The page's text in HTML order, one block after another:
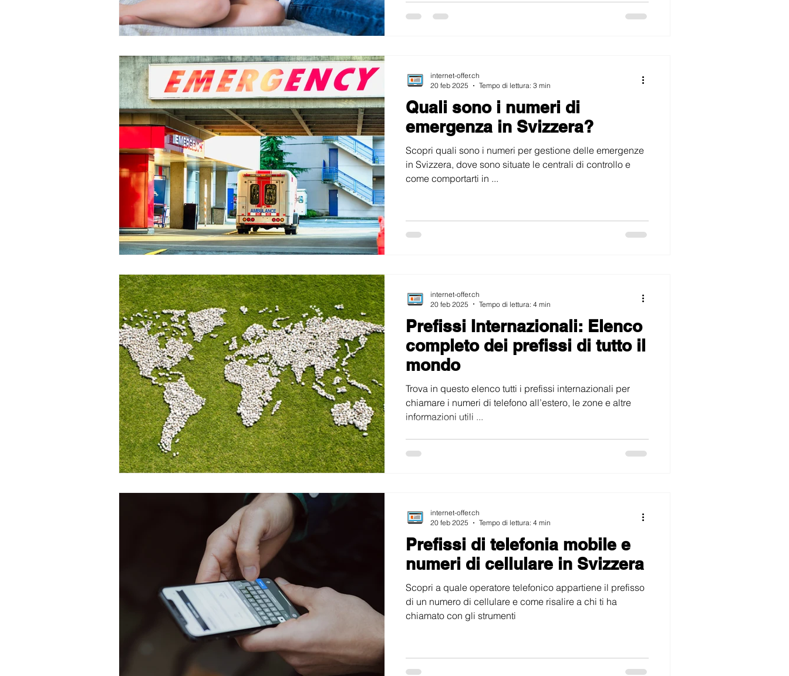
Quali sono i numeri di
emergenza in Svizzera?
Scopri quali sono i numeri per gestione delle emergenze
in Svizzera, dove sono situate le centrali di controllo e
come comportarti in ...
internet-offer.ch
20 feb 2025
Tempo di lettura: 3 min
Prefissi Internazionali: Elenco
completo dei prefissi di tutto il
mondo
Trova in questo elenco tutti i prefissi internazionali per
chiamare i numeri di telefono all’estero, le zone e altre
informazioni utili ...
internet-offer.ch
20 feb 2025
Tempo di lettura: 4 min
Prefissi di telefonia mobile e
numeri di cellulare in Svizzera
Scopri a quale operatore telefonico appartiene il prefisso
di un numero di cellulare e come risalire a chi ti ha
chiamato con gli strumenti
internet-offer.ch
20 feb 2025
Tempo di lettura: 4 min